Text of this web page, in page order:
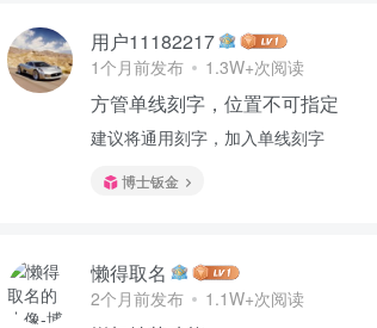
用户11182217
1个月前发布 1.3W+次阅读
方管单线刻字，位置不可指定
建议将通用刻字，加入单线刻字
博士钣金
懒得取名
2个月前发布 1.1W+次阅读